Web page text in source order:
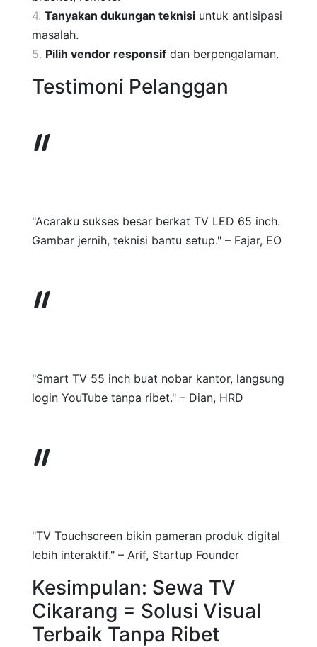
Tanyakan dukungan teknisi untuk antisipasi
masalah.
Pilih vendor responsif dan berpengalaman.
Testimoni Pelanggan
"Acaraku sukses besar berkat TV LED 65 inch.
Gambar jernih, teknisi bantu setup." – Fajar, EO
"Smart TV 55 inch buat nobar kantor, langsung
login YouTube tanpa ribet." – Dian, HRD
"TV Touchscreen bikin pameran produk digital
lebih interaktif." – Arif, Startup Founder
Kesimpulan: Sewa TV
Cikarang = Solusi Visual
Terbaik Tanpa Ribet